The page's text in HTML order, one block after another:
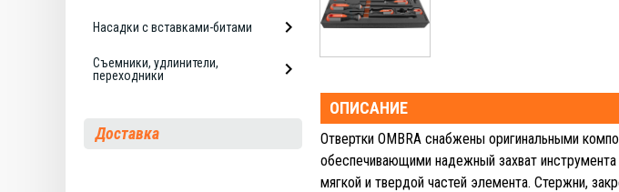
Насадки с вставками-битами
Съемники, удлинители,
переходники
Доставка
ОПИСАНИЕ
Отвертки OMBRA снабжены оригинальными
обеспечивающими надежный захват
мягкой и твердой частей элемента. Стержни,